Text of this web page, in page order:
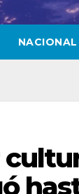
NACIONAL